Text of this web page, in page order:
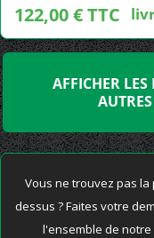
122,00 € TTC
AFFICHER LES
Vous ne trouvez pas
dessus ? Faites votre
l'ensemble de notre